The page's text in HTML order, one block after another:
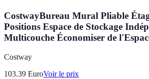
CostwayBureau Mural Pliable
Positions Espace de Stockage
Multicouche Économiser de
Costway
103.39 EuroVoir le prix